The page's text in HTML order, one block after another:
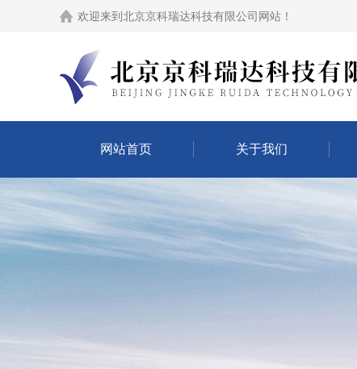
欢迎来到 北京京科瑞达科技有限公司网站 ！
网站首页 关于我们